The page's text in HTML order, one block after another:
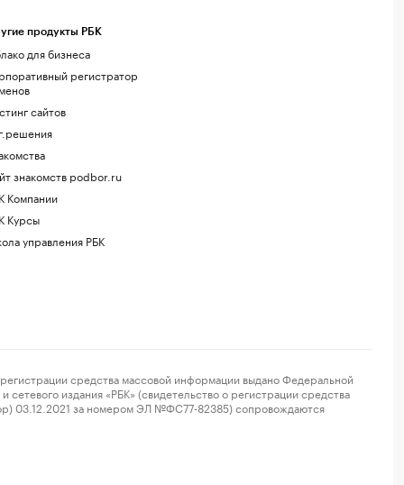
продукты РБК
для бизнеса
регистратор
сайтов
знакомств podbor.ru
Компании
Курсы
управления РБК
средства массовой информации выдано Федеральной
издания «РБК» (свидетельство о регистрации средства
03.12.2021 за номером ЭЛ №ФС77-82385) сопровождаются